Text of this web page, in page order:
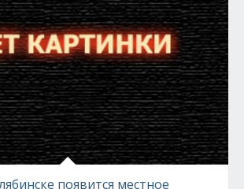
появится местное